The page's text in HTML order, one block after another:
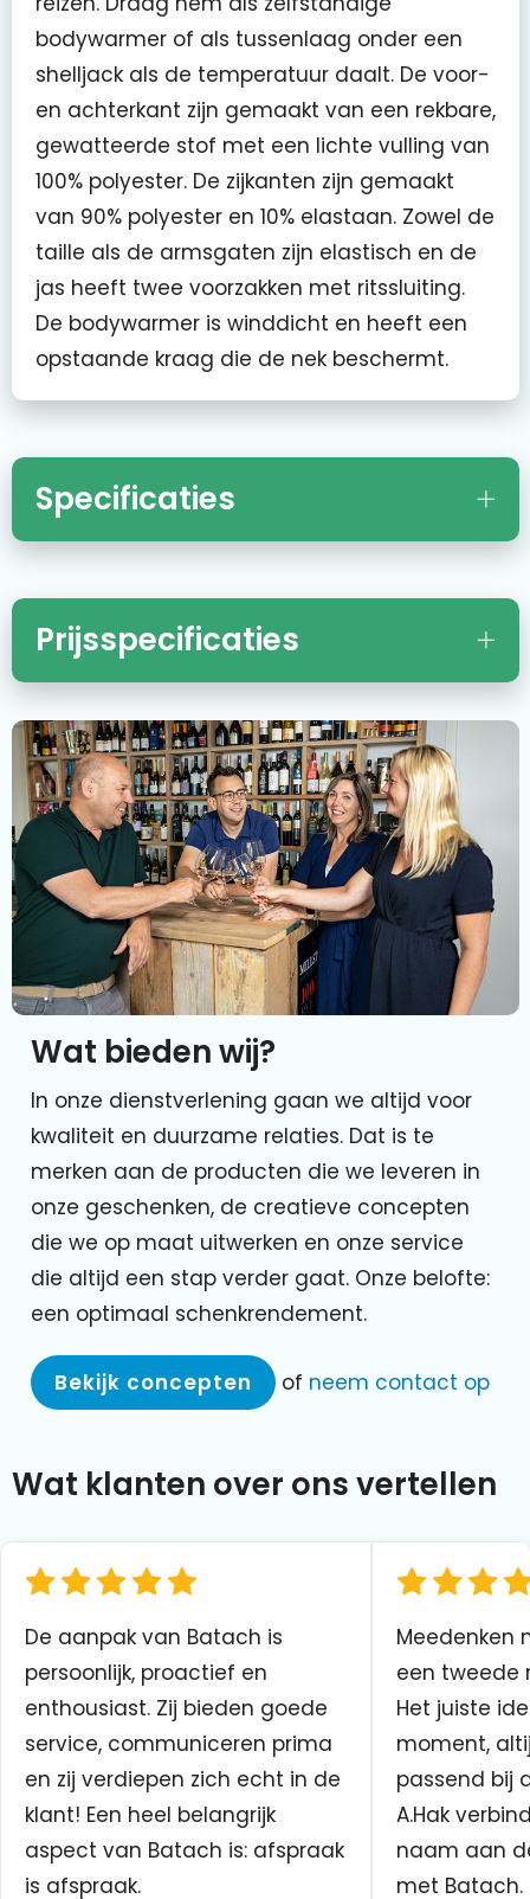
bodywarmer of als tussenlaag onder een
shelljack als de temperatuur daalt. De voor-
en achterkant zijn gemaakt van een rekbare,
gewatteerde stof met een lichte vulling van
100% polyester. De zijkanten zijn gemaakt
van 90% polyester en 10% elastaan. Zowel de
taille als de armsgaten zijn elastisch en de
jas heeft twee voorzakken met ritssluiting.
De bodywarmer is winddicht en heeft een
opstaande kraag die de nek beschermt.
Specificaties
Prijsspecificaties
Wat bieden wij?
In onze dienstverlening gaan we altijd voor
kwaliteit en duurzame relaties. Dat is te
merken aan de producten die we leveren in
onze geschenken, de creatieve concepten
die we op maat uitwerken en onze service
die altijd een stap verder gaat. Onze belofte:
een optimaal schenkrendement.
Bekijk concepten of neem contact op
Wat klanten over ons vertellen
De aanpak van Batach is
persoonlijk, proactief en
enthousiast. Zij bieden goede
service, communiceren prima
en zij verdiepen zich echt in de
klant! Een heel belangrijk
aspect van Batach is: afspraak
is afspraak.
Meedenken
een tweede
Het juiste
moment,
passend bij
A.Hak
naam aan
met Batach.